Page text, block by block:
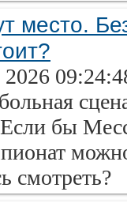
место.
бы
смотреть?